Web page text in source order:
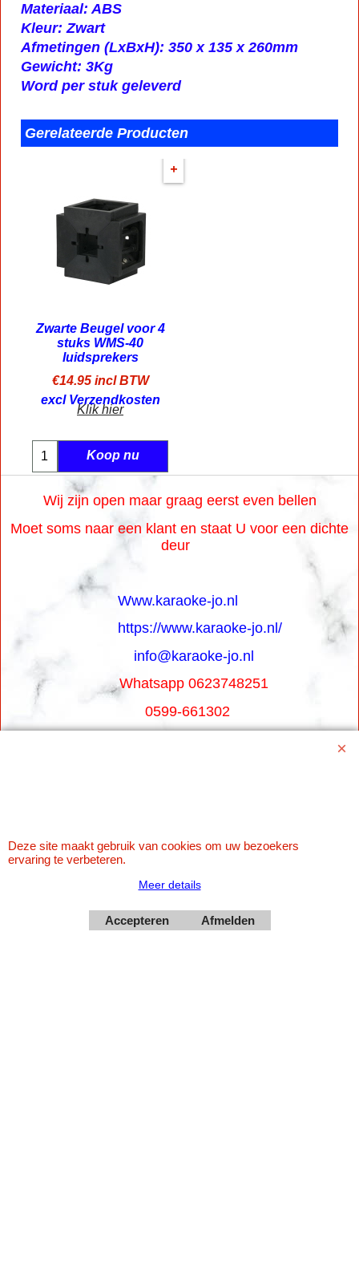
Materiaal: ABS
Kleur: Zwart
Afmetingen (LxBxH): 350 x 135 x 260mm
Gewicht: 3Kg
Word per stuk geleverd
Gerelateerde Producten
+
Zwarte Beugel voor 4
stuks WMS-40
luidsprekers
€14.95 incl BTW
excl Verzendkosten
Klik hier
Koop nu
Wij zijn open maar graag eerst even bellen
Moet soms naar een klant en staat U voor een dichte
deur
Www.karaoke-jo.nl
https://www.karaoke-jo.nl/
info@karaoke-jo.nl
Whatsapp 0623748251
0599-661302
Deze site maakt gebruik van cookies om uw bezoekers
ervaring te verbeteren.
Meer details
Accepteren Afmelden